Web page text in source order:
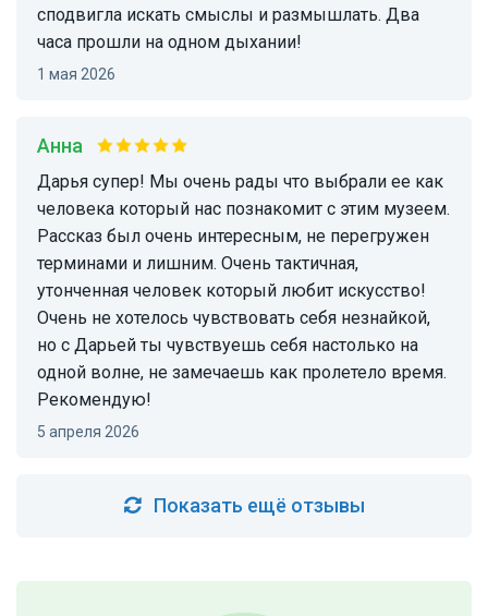
сподвигла искать смыслы и размышлать. Два
часа прошли на одном дыхании!
1 мая 2026
Анна
Дарья супер! Мы очень рады что выбрали ее как
человека который нас познакомит с этим музеем.
Рассказ был очень интересным, не перегружен
терминами и лишним. Очень тактичная,
утонченная человек который любит искусство!
Очень не хотелось чувствовать себя незнайкой,
но с Дарьей ты чувствуешь себя настолько на
одной волне, не замечаешь как пролетело время.
Рекомендую!
5 апреля 2026
Показать ещё отзывы